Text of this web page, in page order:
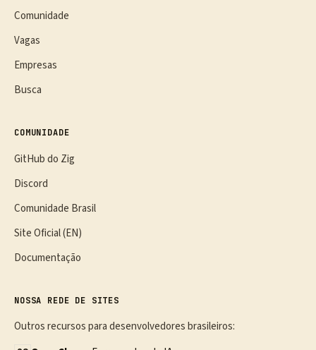
Comunidade
Vagas
Empresas
Busca
COMUNIDADE
GitHub do Zig
Discord
Comunidade Brasil
Site Oficial (EN)
Documentação
NOSSA REDE DE SITES
Outros recursos para desenvolvedores brasileiros: